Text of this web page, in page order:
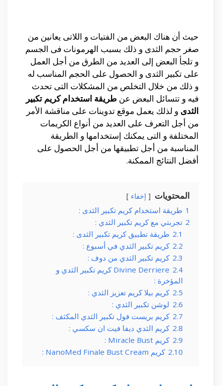
حيث أن هناك البعض من الفتيات و اللاتى يعانين من
صغر حجم الثدى و ذلك بسبب الهرمونات فى الجسم
و تلجأ البعض إلى العديد من الطرق من أجل العمل
على تكبير الثدى و الحصول على الحجم المناسب له
و ذلك من خلال التخلص من المشكلات التى تحدث
فيه و تتسائل البعض عن طريقة استخدام كريم تكبير
الثدى و لذلك يعمل موقع تدوينات على مناقشة الأمر
من أجل التعرف على العديد من أنواع الكريمات
المختلفة و التى يمكنك إستخدامها و الطريقة
المناسبة من أجل تطبيقها من أجل الحصول على
أفضل النتائج الممكنة.
المحتويات إخفاء
1 طريقة استخدام كريم تكبير الثدى :
2 تجربتي مع كريم تكبير الثدي :
2.1 طريقة تطبيق كريم تكبير الثدى :
2.2 كريم تكبير الثدي في أسبوع :
2.3 كريم تكبير الثدي من دوف :
2.4
Divine Derriere كريم تكبير الثدي و
المؤخرة :
2.5 كريم بيلا كريم تعزيز الثدي :
2.6 لوشن تكبير الثدي :
2.7 كريم بريست فول تكبير الثدي المكثف :
2.8 كريم الثدي ديفا فيت ان سكسي :
2.9 كريم Miracle Bust :
2.10 كريم NanoMed Finale Bust Cream :